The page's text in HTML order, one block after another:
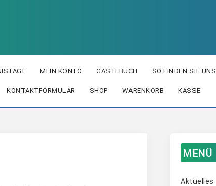
MEIN KONTO GÄSTEBUCH SO FINDEN SIE UNS
KONTAKTFORMULAR SHOP WARENKORB KASSE
MENÜ
Aktuelles